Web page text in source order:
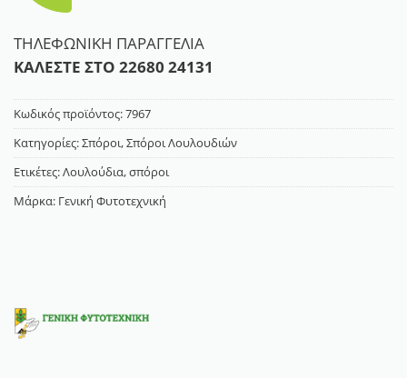
ΤΗΛΕΦΩΝΙΚΗ ΠΑΡΑΓΓΕΛΙΑ
ΚΑΛΕΣΤΕ ΣΤΟ 22680 24131
Κωδικός προϊόντος:7967
Κατηγορίες:Σπόροι,Σπόροι Λουλουδιών
Ετικέτες:Λουλούδια,σπόροι
Μάρκα: Γενική Φυτοτεχνική